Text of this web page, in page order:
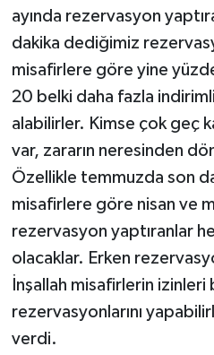
ayında rezervasyon
dakika dediğimiz
misafirlere göre yine
20 belki daha fazla
alabilirler. Kimse çok geç
var, zararın neresinden
Özellikle temmuzda son
misafirlere göre nisan ve
rezervasyon yaptıranlar
olacaklar. Erken
İnşallah misafirlerin
rezervasyonlarını
verdi.